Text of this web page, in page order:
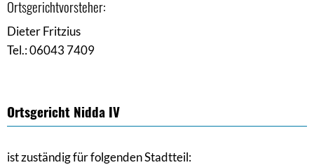
Ortsgerichtvorsteher:
Dieter Fritzius
Tel.: 06043 7409
Ortsgericht Nidda IV
ist zuständig für folgenden Stadtteil: